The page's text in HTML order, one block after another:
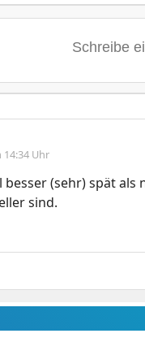
14:34 Uhr
besser (sehr) spät als
sind.